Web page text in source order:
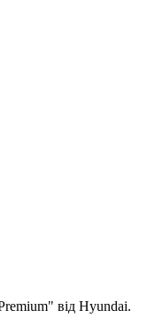
від Hyundai.